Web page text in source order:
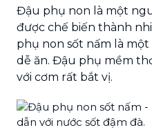
Đậu phụ non là một
được chế biến thành
phụ non sốt nấm là
dễ ăn. Đậu phụ mềm
với cơm rất bắt vị.